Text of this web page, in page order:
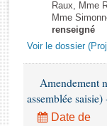
Rapports
Rapports sur
Baromètre de
Dossiers
Budget et
Questions
Raux, Mme
Mme
renseigné
Voir le dossier
Amendement
assemblée
Date de